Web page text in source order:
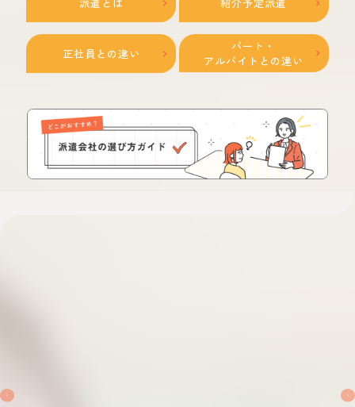
派遣とは 紹介予定派遣
正社員との違い
パート・
アルバイトとの違い